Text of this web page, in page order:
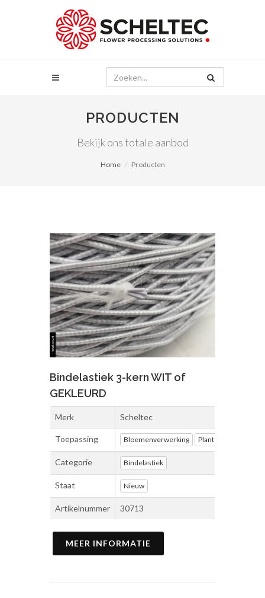
PRODUCTEN
Bekijk ons totale aanbod
Home Producten
Bindelastiek 3-kern WIT of
GEKLEURD
Merk Scheltec
Toepassing Bloemenverwerking Plantenverwerking
Categorie Bindelastiek
Staat Nieuw
Artikelnummer 30713
MEER INFORMATIE